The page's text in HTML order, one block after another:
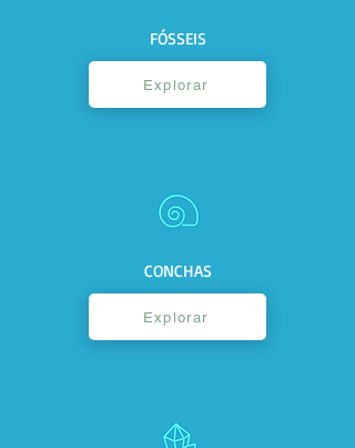
FÓSSEIS
Explorar
CONCHAS
Explorar